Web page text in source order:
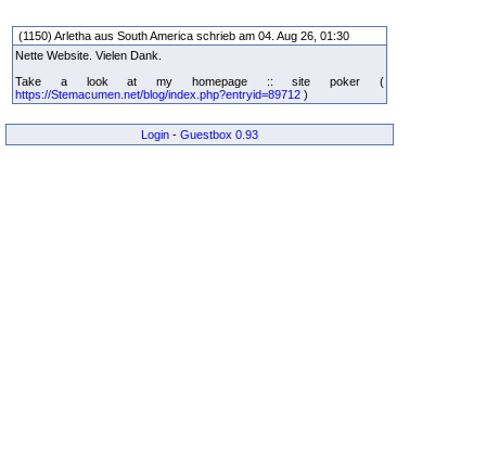
(1150) Arletha aus South America schrieb am 04. Aug 26, 01:30
Nette Website. Vielen Dank.
Take a look at my homepage :: site poker (
https://Stemacumen.net/blog/index.php?entryid=89712 )
Login - Guestbox 0.93